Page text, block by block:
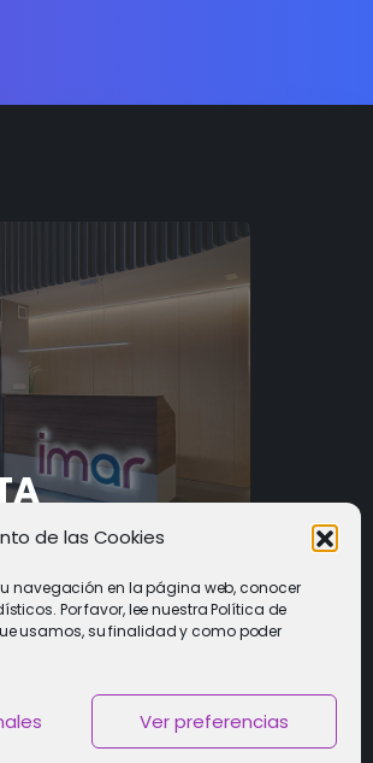
de las Cookies
navegación en la página web, conocer
Por favor, lee nuestra Política de
usamos, su finalidad y como poder
Ver preferencias
un especialista